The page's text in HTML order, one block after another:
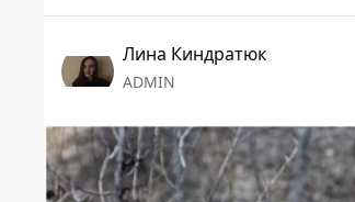
Лина Киндратюк
ADMIN